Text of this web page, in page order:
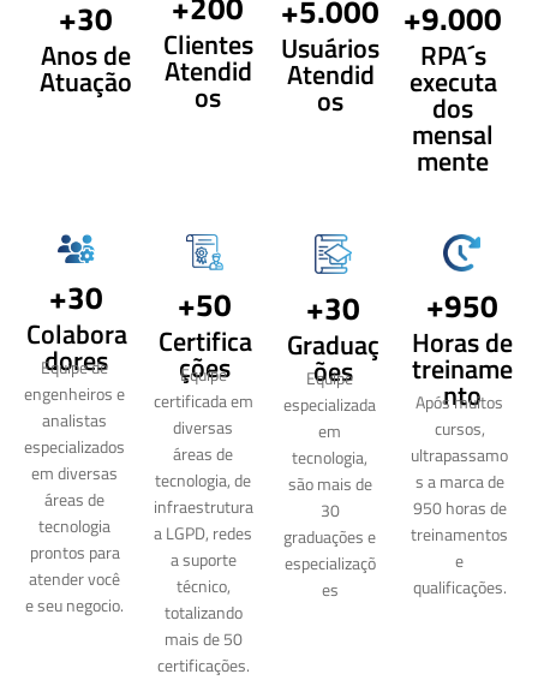
+30
Anos de
Atuação
Clientes
Atendid
os
+5.000
Usuários
Atendid
os
+9.000
RPA´s
executa
dos
mensal
mente
+30
Colabora
dores
Equipe de
engenheiros e
analistas
especializados
em diversas
áreas de
tecnologia
prontos para
atender você
e seu negocio.
+50
Certifica
ções
Equipe
certificada em
diversas
áreas de
tecnologia, de
infraestrutura
a LGPD, redes
a suporte
técnico,
totalizando
mais de 50
certificações.
+30
Graduaç
ões
Equipe
especializada
em
tecnologia,
são mais de
30
graduações e
especializaçõ
es
+950
Horas de
treiname
nto
Após muitos
cursos,
ultrapassamo
s a marca de
950 horas de
treinamentos
e
qualificações.